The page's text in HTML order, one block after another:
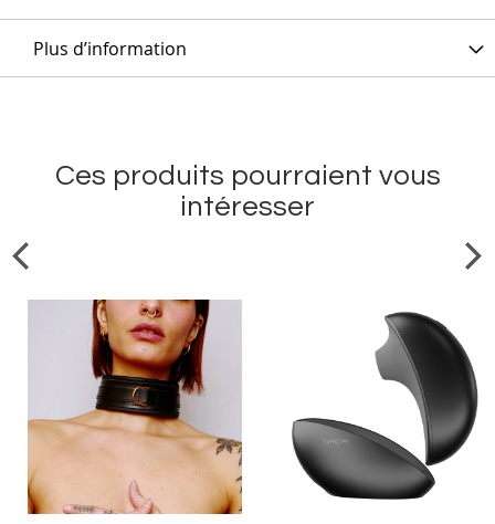
Plus d’information
Ces produits pourraient vous
intéresser